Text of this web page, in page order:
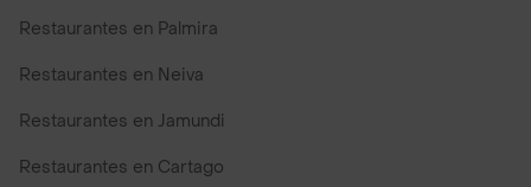
Restaurantes en Palmira
Restaurantes en Neiva
Restaurantes en Jamundi
Restaurantes en Cartago